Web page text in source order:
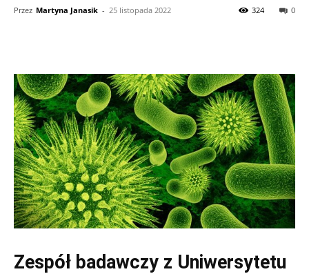
Przez Martyna Janasik - 25 listopada 2022 0
324
Zespół badawczy z Uniwersytetu